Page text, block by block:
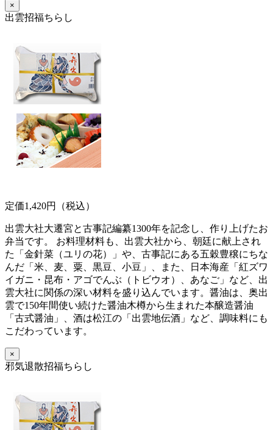
×
出雲招福ちらし
定価1,420円（税込）
出雲大社大遷宮と古事記編纂1300年を記念し、作り上げたお
弁当です。 お料理材料も、出雲大社から、朝廷に献上され
た「金針菜（ユリの花）」や、古事記にある五穀豊穣にちな
んだ「米、麦、粟、黒豆、小豆」、また、日本海産「紅ズワ
イガニ・昆布・アゴでんぶ（トビウオ）、あなご」など、出
雲大社に関係の深い材料を盛り込んでいます。醤油は、奥出
雲で150年間使い続けた醤油木樽から生まれた本醸造醤油
「古式醤油」、酒は松江の「出雲地伝酒」など、調味料にも
こだわっています。
×
邪気退散招福ちらし